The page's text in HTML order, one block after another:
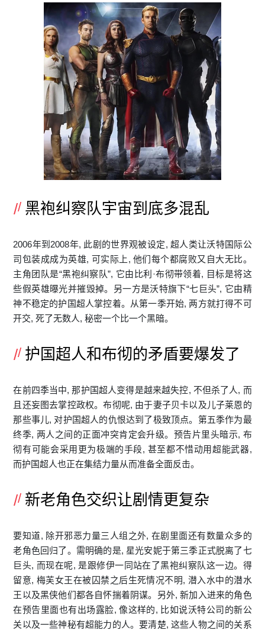
黑袍纠察队宇宙到底多混乱
2006年到2008年, 此剧的世界观被设定, 超人类让沃特国际公
司包装成成为英雄, 可实际上, 他们每个都腐败又自大无比。
主角团队是“黑袍纠察队”, 它由比利·布彻带领着, 目标是将这
些假英雄曝光并摧毁掉。另一方是沃特旗下“七巨头”, 它由精
神不稳定的护国超人掌控着。从第一季开始, 两方就打得不可
开交, 死了无数人, 秘密一个比一个黑暗。
护国超人和布彻的矛盾要爆发了
在前四季当中, 那护国超人变得是越来越失控, 不但杀了人, 而
且还妄图去掌控政权。布彻呢, 由于妻子贝卡以及儿子莱恩的
那些事儿, 对护国超人的仇恨达到了极致顶点。第五季作为最
终季, 两人之间的正面冲突肯定会升级。预告片里头暗示, 布
彻有可能会采用更为极端的手段, 甚至都不惜动用超能武器,
而护国超人也正在集结力量从而准备全面反击。
新老角色交织让剧情更复杂
要知道, 除开邪恶力量三人组之外, 在剧里面还有数量众多的
老角色回归了。需明确的是, 星光安妮于第三季正式脱离了七
巨头, 而现在呢, 是跟修伊一同站在了黑袍纠察队这一边。得
留意, 梅芙女王在被囚禁之后生死情况不明, 潜入水中的潜水
王以及黑侠他们都各自怀揣着阴谋。另外, 新加入进来的角色
在预告里面也有出场露脸, 像这样的, 比如说沃特公司的新公
关以及一些神秘有超能力的人。要清楚, 这些人物之间的关系